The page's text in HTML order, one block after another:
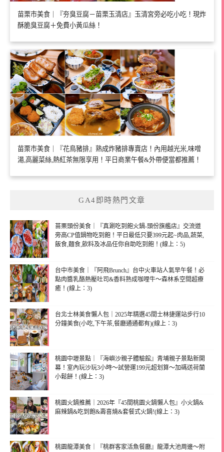
苗栗市美食｜『夯臭豆腐－苗栗玉清店』玉清宮旁必吃小吃！現炸
酥脆臭豆腐＋免費小黃瓜絲！
苗栗市美食｜『花鳥豬排』熟成炸豬排專賣店！內用越光米,味噌
湯,高麗菜絲,熱紅茶無限享用！平日商業午餐&外帶便當都推薦！
GA4即時熱門文章
苗栗頭份美食｜『真涮吃到飽火鍋-頭份旗艦店』交流道
旁高CP值鍋物吃到飽！平日最低只要399元起~肉品,蔬菜,
飯食,麵食,飲料及冰品任你自助吃到飽！(線上：5)
台中市美食｜『阿飛Brunch』台中火車站人氣早午餐！必
點肉醬乳酪熱壓吐司&香料熟成咖哩牛～森林系空間超療
癒！(線上：3)
台北士林美食懶人包｜2025年精選45間士林捷運站步行10
分鐘美食(小吃,下午茶,餐廳通通都有)(線上：3)
桃園中壢景點｜『海嶼沙親子體驗館』青埔親子景點新開
幕！室內玩沙玩3小時～試營運199元超划算～加碼送荷蘭
小鬆餅！(線上：3)
桃園火鍋推薦｜2026年『45間桃園火鍋懶人包』小火鍋&
麻辣鍋&吃到飽&壽喜燒&套餐式火鍋!(線上：3)
桃園龍潭美食｜『桃群客家活魚餐廳』龍潭大池周邊～附